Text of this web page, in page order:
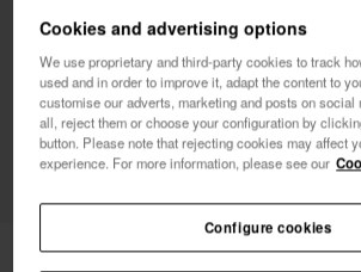
Havaianas Monedero Disney
Deseo recibir comunicaciones
cualquier medio. He leído y acepto la
Privacidad.
Cookies and advertising options
We use proprietary and third-party cookies to track
used and in order to improve it, adapt the content to
customise our adverts, marketing and posts on social
all, reject them or choose your configuration by
button. Please note that rejecting cookies may affect
experience. For more information, please see our
Configure cookies